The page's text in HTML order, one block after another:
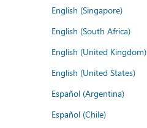
English (Singapore)
English (South Africa)
English (United Kingdom)
English (United States)
Español (Argentina)
Español (Chile)